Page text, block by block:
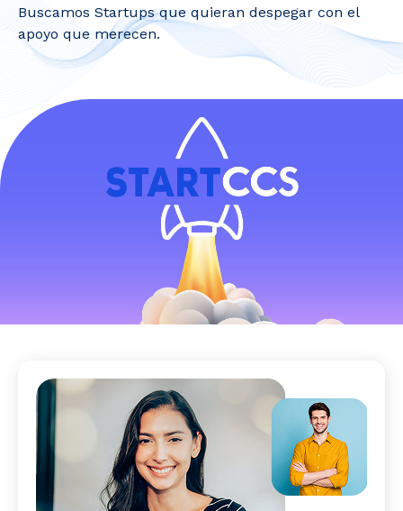
Comités de Trabajo
Eventos
Noticias y Estudios
Unidades de Servicios
Buscamos Startups que quieran despegar con el
apoyo que merecen.